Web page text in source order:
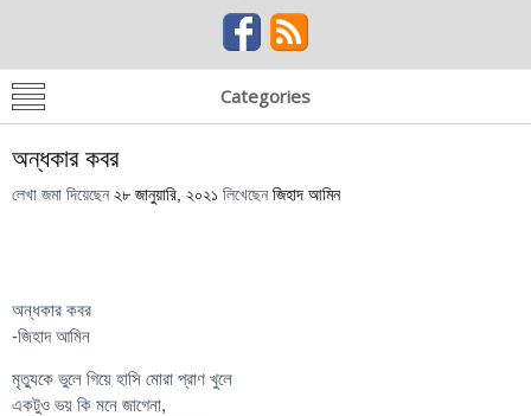
Categories
অন্ধকার কবর
লেখা জমা দিয়েছেন ২৮ জানুয়ারি, ২০২১ লিখেছেন জিহাদ আমিন
অন্ধকার কবর
-জিহাদ আমিন
মৃত্যুকে ভুলে গিয়ে হাসি মোরা প্রাণ খুলে
একটুও ভয় কি মনে জাগেনা,